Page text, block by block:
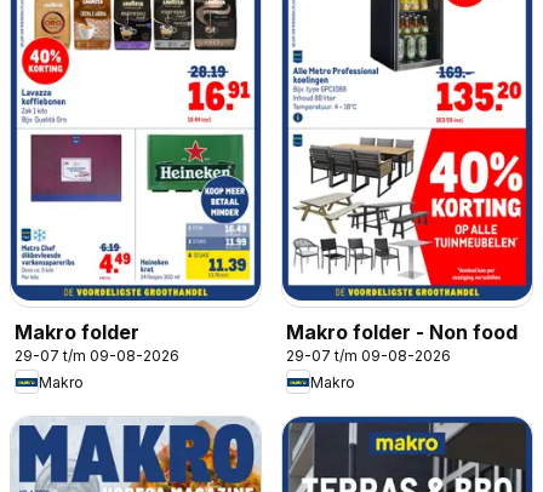
Makro folder
29-07 t/m 09-08-2026
Makro
Makro folder - Non food
29-07 t/m 09-08-2026
Makro